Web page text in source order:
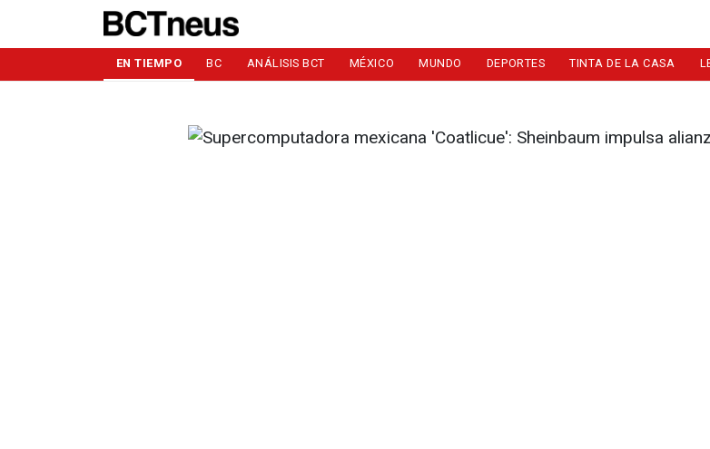
EN TIEMPO BC ANÁLISIS BCT MÉXICO MUNDO DEPORTES TINTA DE LA CASA